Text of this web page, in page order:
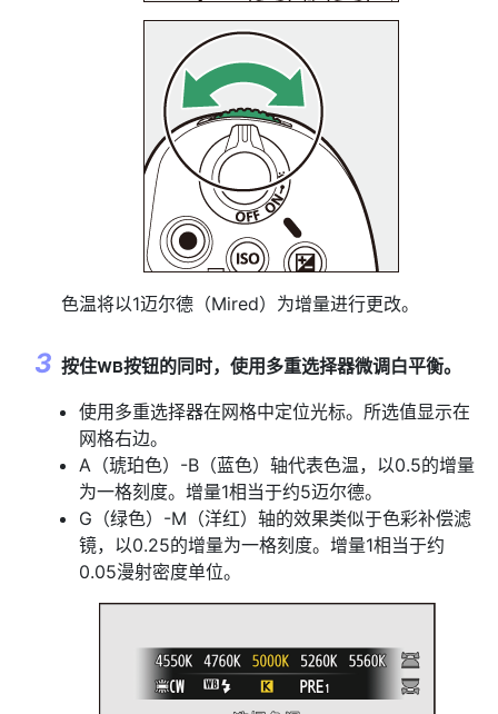
色温将以1迈尔德（Mired）为增量进行更改。
按住U按钮的同时，使用多重选择器微调白平衡。
使用多重选择器在网格中定位光标。所选值显示在
网格右边。
A（琥珀色）-B（蓝色）轴代表色温，以0.5的增量
为一格刻度。增量1相当于约5迈尔德。
G（绿色）-M（洋红）轴的效果类似于色彩补偿滤
镜，以0.25的增量为一格刻度。增量1相当于约
0.05漫射密度单位。